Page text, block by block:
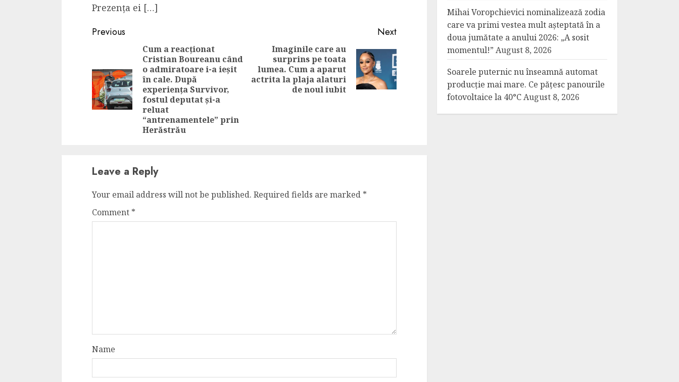
Prezența ei […]
Continue
Reading
Previous
Previous
Cum a reacționat
Cristian Boureanu când
o admiratoare i-a ieșit
în cale. După
experiența Survivor,
fostul deputat și-a
reluat
“antrenamentele” prin
Herăstrău
Next
Next
post:
Imaginile care au
surprins pe toata
lumea. Cum a aparut
actrita la plaja alaturi
de noul iubit
Leave a Reply
Your email address will not be published. Required fields are marked *
Comment *
Name
Mihai Voropchievici nominalizează zodia
care va primi vestea mult așteptată în a
doua jumătate a anului 2026: „A sosit
momentul!” August 8, 2026
Soarele puternic nu înseamnă automat
producție mai mare. Ce pățesc panourile
fotovoltaice la 40°CAugust 8, 2026